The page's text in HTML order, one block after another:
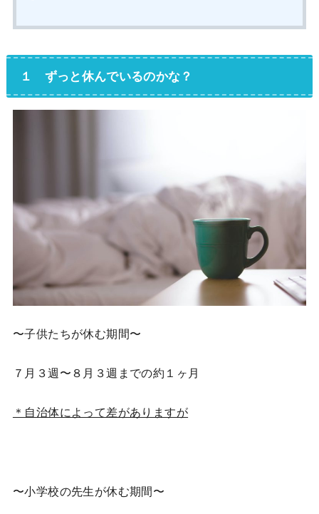
１ ずっと休んでいるのかな？
〜子供たちが休む期間〜
７月３週〜８月３週までの約１ヶ月
＊自治体によって差がありますが
〜小学校の先生が休む期間〜